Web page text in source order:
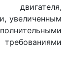
двигателя,
увеличенным